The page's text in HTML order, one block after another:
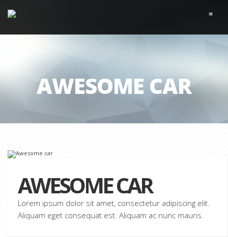
≡
AWESOME CAR
AWESOME CAR
Lorem ipsum dolor sit amet, consectetur adipiscing elit.
Aliquam eget consequat est. Aliquam ac nunc mauris.